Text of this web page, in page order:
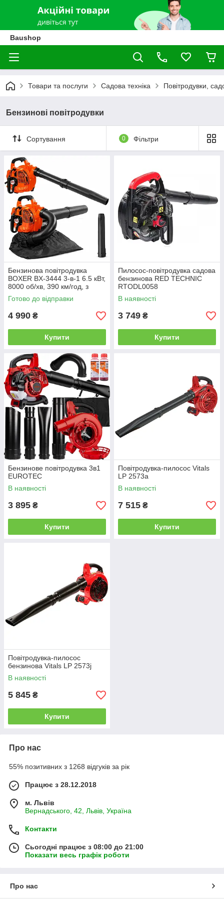
Baushop
Товари та послуги Садова техніка Повітродувки,
Бензинові повітродувки
Сортування 0 Фільтри
Бензинова повітродувка
BOXER BX-3444 3-в-1 6.5 кВт,
8000 об/хв, 390 км/год, з
функцією всмоктування,
подрібнення та мішком 50 л
Готово до відправки
4 990 ₴
Купити
Пилосос-повітродувка садова
бензинова RED TECHNIC
RTODL0058
В наявності
3 749 ₴
Купити
Бензинове повітродувка 3в1
EUROTEC
В наявності
3 895 ₴
Купити
Повітродувка-пилосос Vitals
LP 2573a
В наявності
7 515 ₴
Купити
Повітродувка-пилосос
бензинова Vitals LP 2573j
В наявності
5 845 ₴
Купити
Про нас
55% позитивних з 1268 відгуків за рік
Працює з 28.12.2018
м. Львів
Вернадського, 42, Львів, Україна
Контакти
Сьогодні працює з 08:00 до 21:00
Показати весь графік роботи
Про нас